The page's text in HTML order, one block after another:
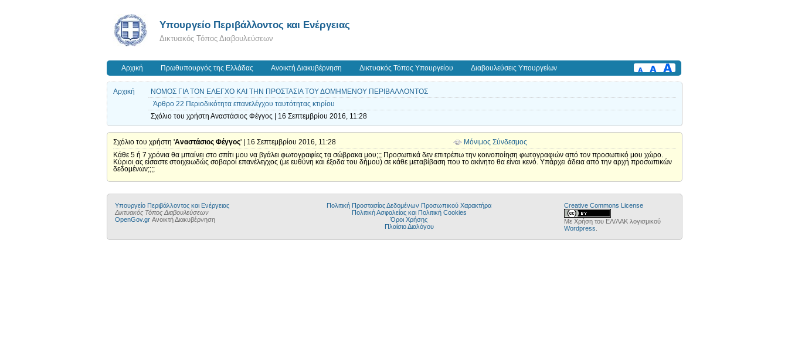
Yπουργείο Περιβάλλοντος και Ενέργειας
Δικτυακός Τόπος Διαβουλεύσεων
Αρχική Πρωθυπουργός της Ελλάδας Ανοικτή Διακυβέρνηση Δικτυακός Τόπος Υπουργείου Διαβουλεύσεις Υπουργείων
Αρχική
ΝΟΜΟΣ ΓΙΑ ΤΟΝ ΕΛΕΓΧΟ ΚΑΙ ΤΗΝ ΠΡΟΣΤΑΣΙΑ ΤΟΥ ΔΟΜΗΜΕΝΟΥ ΠΕΡΙΒΑΛΛΟΝΤΟΣ
Άρθρο 22 Περιοδικότητα επανελέγχου ταυτότητας κτιρίου
Σχόλιο του χρήστη Αναστάσιος Φέγγος | 16 Σεπτεμβρίου 2016, 11:28
Σχόλιο του χρήστη 'Αναστάσιος Φέγγος' | 16 Σεπτεμβρίου 2016, 11:28
Μόνιμος Σύνδεσμος
Κάθε 5 ή 7 χρόνια θα μπαίνει στο σπίτι μου να βγάλει φωτογραφίες τα σώβρακα μου;;; Προσωπικά δεν επιτρέπω την κοινοποίηση φωτογραφιών από τον προσωπικό μου χώρο.
Κύριοι ας είσαστε στοιχειωδώς σοβαροί επανέλεγχος (με ευθύνη και έξοδα του δήμου) σε κάθε μεταβίβαση που το ακίνητο θα είναι κενό. Υπάρχει άδεια από την αρχή προσωπικών
δεδομένων;;;;
Yπουργείο Περιβάλλοντος και Ενέργειας
Δικτυακός Τόπος Διαβουλεύσεων
OpenGov.gr Ανοικτή Διακυβέρνηση
Πολιτική Προστασίας Δεδομένων Προσωπικού Χαρακτήρα
Πολιτική Ασφαλείας και Πολιτική Cookies
Όροι Χρήσης
Πλαίσιο Διαλόγου
Creative Commons License
Με Χρήση του ΕΛ/ΛΑΚ λογισμικού
Wordpress